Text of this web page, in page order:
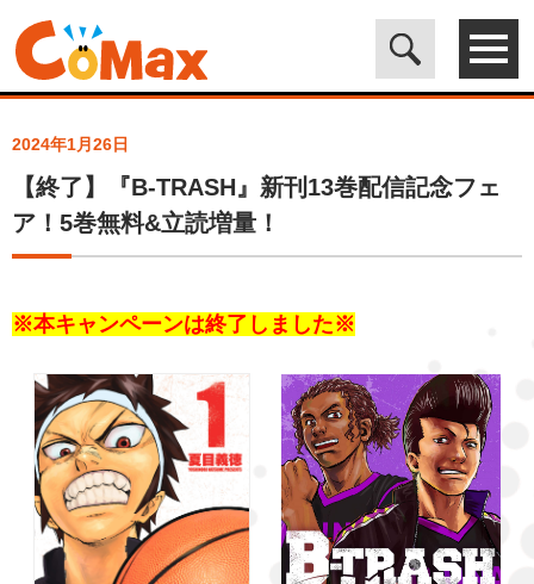
電子書籍マンガ CoMax(コマックス)公式サイト - 株式会社ICE>ト
ピックス> 【終了】『B-TRASH』新刊13巻配信記念フェア！5巻無
料&立読増量！
2024年1月26日
【終了】『B-TRASH』新刊13巻配信記念フェ
ア！5巻無料&立読増量！
※本キャンペーンは終了しました※